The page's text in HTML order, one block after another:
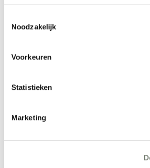
Noodzakelijk
Voorkeuren
Statistieken
Marketing
Meer producten van